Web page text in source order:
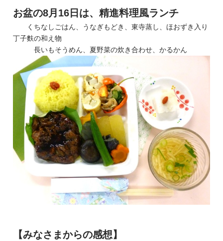
お盆の8月16日は、精進料理風ランチ
くちなしごはん、うなぎもどき、東寺蒸し、ほおずき入り
丁子麩の和え物
長いもそうめん、夏野菜の炊き合わせ、かるかん
【みなさまからの感想】